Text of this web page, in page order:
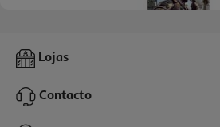
Jg Assassins Creed Ps5 Black Flag Resynced
61,99 €
Lojas
Contacto